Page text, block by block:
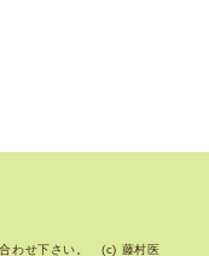
合わせ下さい。 (c) 藤村医